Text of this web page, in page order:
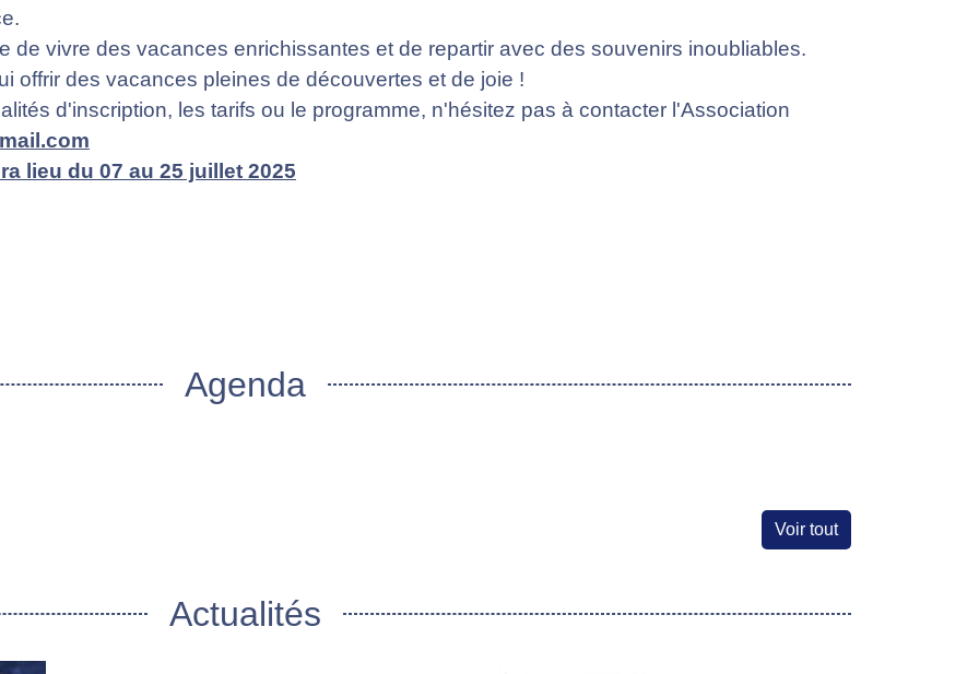
de vivre des vacances enrichissantes et de repartir avec des souvenirs inoubliables.
offrir des vacances pleines de découvertes et de joie !
d'inscription, les tarifs ou le programme, n'hésitez pas à contacter l'Association
lieu du 07 au 25 juillet 2025
Agenda
Voir tout
Actualités